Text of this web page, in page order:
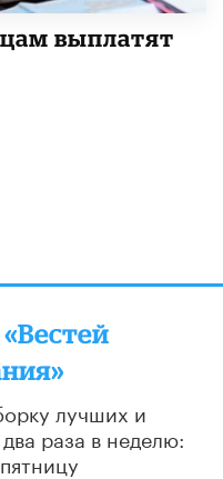
выплатят
лучших и
два раза в неделю: